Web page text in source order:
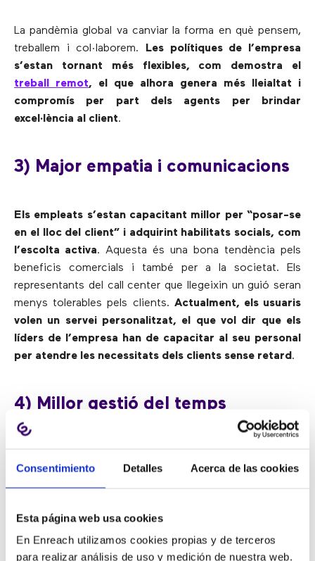
Consentimiento Detalles Acerca de las cookies
Esta página web usa cookies
En Enreach utilizamos cookies propias y de terceros
para realizar análisis de uso y medición de nuestra web.
La pandèmia global va canviar la forma en què pensem,
treballem i col·laborem. Les polítiques de l’empresa
s’estan tornant més flexibles, com demostra el
treball remot, el que alhora genera més lleialtat i
compromís per part dels agents per brindar
excel·lència al client.
3) Major empatia i comunicacions
Els empleats s’estan capacitant millor per “posar-se
en el lloc del client” i adquirint habilitats socials, com
l’escolta activa. Aquesta és una bona tendència pels
beneficis comercials i també per a la societat. Els
representants del call center que llegeixin un guió seran
menys tolerables pels clients. Actualment, els usuaris
volen un servei personalitzat, el que vol dir que els
líders de l’empresa han de capacitar al seu personal
per atendre les necessitats dels clients sense retard .
4) Millor gestió del temps
és més”. Les reunions tradicionals d’una hora s’estan
convertint en la meitat del temps i estan més
eficiència a l’administrar la seva energia per realitzar
les seves tasques diàries en lloc de mirar
constantment el rellotge.D’aquesta manera, es